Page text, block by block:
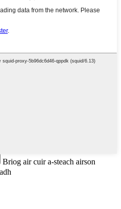
Briog air cuir a-steach airson